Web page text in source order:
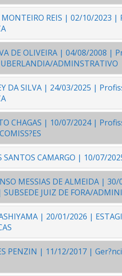
MONTEIRO REIS | 02/10/
DE OLIVEIRA | 04/08/2008 |
ADMINSTRATIVO
DA SILVA | 24/03/2025 |
CHAGAS | 10/07/2024 |
SANTOS CAMARGO | 10/07/
MESSIAS DE ALMEIDA |
JUIZ DE FORA/
| 20/01/2026 |
PENZIN | 11/12/2017 |